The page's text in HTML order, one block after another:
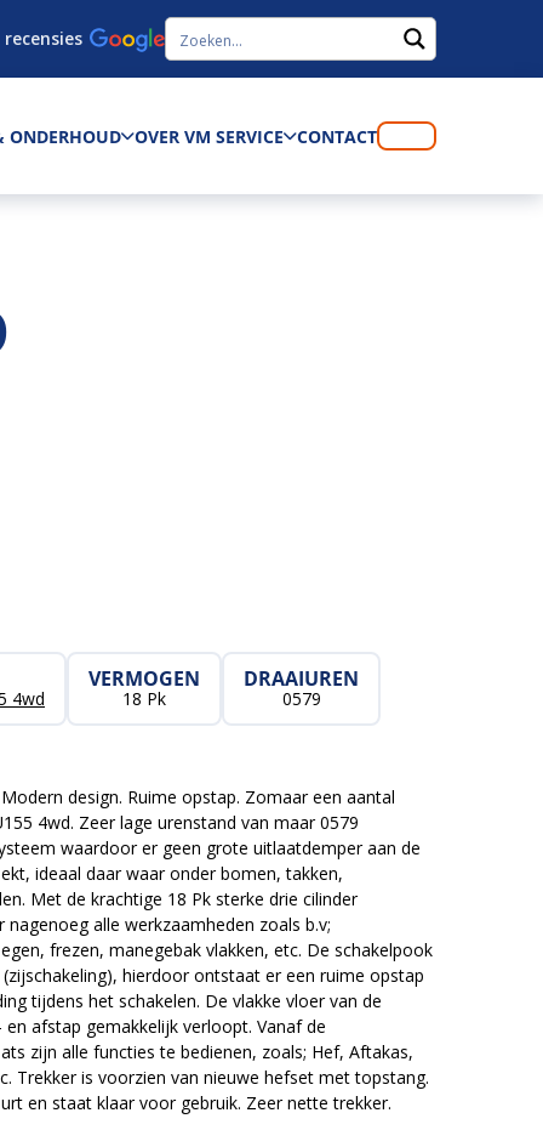
recensies
ONDERHOUD OVER VM SERVICE CONTACT
4wd
VERMOGEN
18 Pk
DRAAIUREN
0579
design. Ruime opstap. Zomaar een aantal
4wd. Zeer lage urenstand van maar 0579
waardoor er geen grote uitlaatdemper aan de
ideaal daar waar onder bomen, takken,
Met de krachtige 18 Pk sterke drie cilinder
alle werkzaamheden zoals b.v;
frezen, manegebak vlakken, etc. De schakelpook
hierdoor ontstaat er een ruime opstap
tijdens het schakelen. De vlakke vloer van de
afstap gemakkelijk verloopt. Vanaf de
zijn alle functies te bedienen, zoals; Hef, Aftakas,
Trekker is voorzien van nieuwe hefset met topstang.
en staat klaar voor gebruik. Zeer nette trekker.